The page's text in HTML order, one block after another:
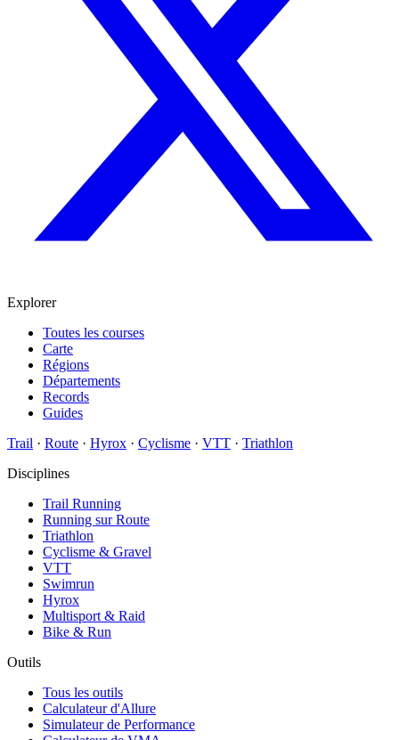
Explorer
Toutes les courses
Carte
Régions
Départements
Records
Guides
Trail · Route · Hyrox · Cyclisme · VTT · Triathlon
Disciplines
Trail Running
Running sur Route
Triathlon
Cyclisme & Gravel
VTT
Swimrun
Hyrox
Multisport & Raid
Bike & Run
Outils
Tous les outils
Calculateur d'Allure
Simulateur de Performance